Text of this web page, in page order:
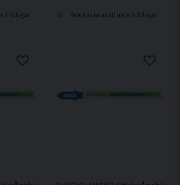
1-3 dagar Skickas normalt inom 1-3 dagar